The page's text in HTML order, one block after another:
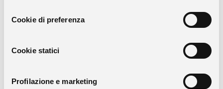
Cookie di preferenza
Cookie statici
Profilazione e marketing
tantissimo e dobbiamo anche noi esserne parte attiva”.